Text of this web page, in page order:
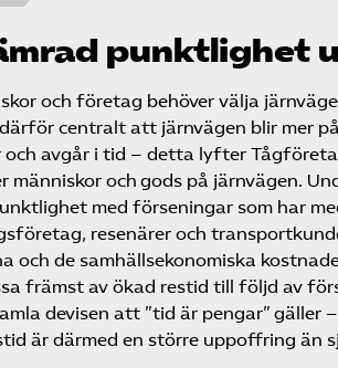
punktlighet
och företag behöver välja
centralt att järnvägen blir mer
och avgår i tid – detta lyfter
människor och gods på järnvägen.
med förseningar som har
resenärer och
och de samhällsekonomiska
främst av ökad restid till följd av
devisen att ”tid är pengar” gäller
är därmed en större uppoffring än